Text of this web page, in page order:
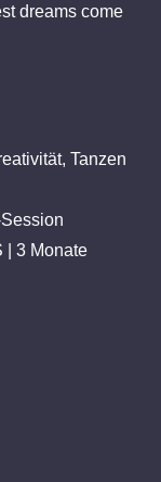
dreams come
Tanzen
| 3 Monate